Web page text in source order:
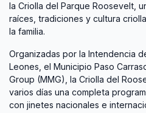
la Criolla del Parque Roosevelt,
raíces, tradiciones y cultura
la familia.
Organizadas por la Intendencia
Leones, el Municipio Paso
Group (MMG), la Criolla del
varios días una completa
con jinetes nacionales e